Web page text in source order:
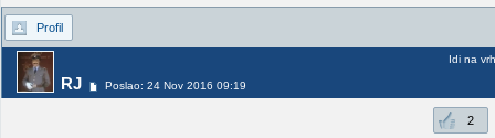
Profil
RJ Poslao: 24 Nov 2016 09:19
Idi na vrh
2